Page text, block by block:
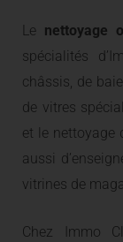
Le nettoyage
spécialités
châssis, de
de vitres
et le nettoyage
aussi
vitrines de
Chez Immo